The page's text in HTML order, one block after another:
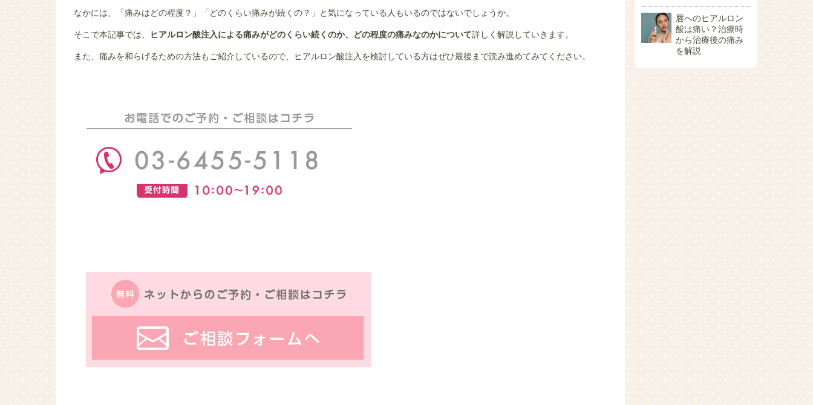
なかには、「痛みはどの程度？」「どのくらい痛みが続くの？」と気になっている人もいるのではないでしょうか。
そこで本記事では、 ヒアルロン酸注入による痛みがどのくらい続くのか、どの程度の痛みなのかについて詳しく解説していきます。
また、痛みを和らげるための方法もご紹介しているので、ヒアルロン酸注入を検討している方はぜひ最後まで読み進めてみてください。
唇へのヒアルロン
酸は痛い？治療時
から治療後の痛み
を解説